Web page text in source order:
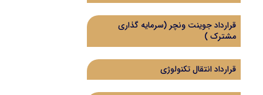
قرارداد جوینت ونچر (سرمایه گذاری
مشترک )
قرارداد انتقال تکنولوژی